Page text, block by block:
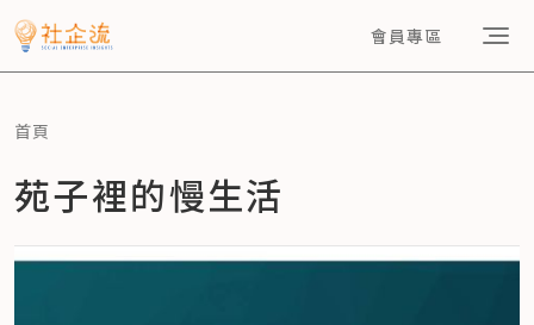
會員專區
首頁
苑子裡的慢生活